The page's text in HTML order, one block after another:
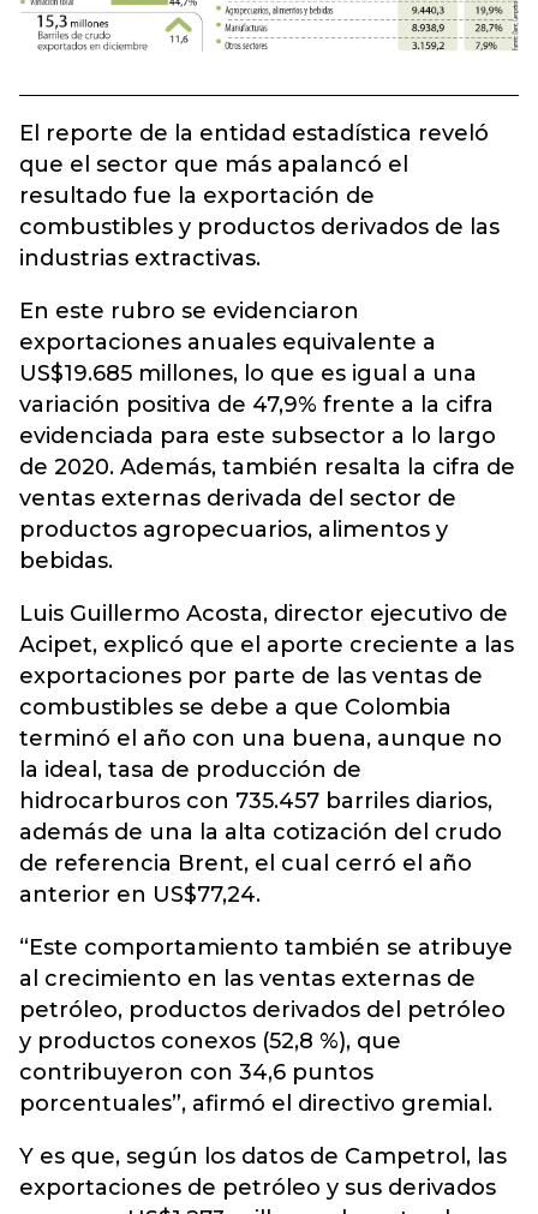
El reporte de la entidad estadística reveló
que el sector que más apalancó el
resultado fue la exportación de
combustibles y productos derivados de las
industrias extractivas.
En este rubro se evidenciaron
exportaciones anuales equivalente a
US$19.685 millones, lo que es igual a una
variación positiva de 47,9% frente a la cifra
evidenciada para este subsector a lo largo
de 2020. Además, también resalta la cifra de
ventas externas derivada del sector de
productos agropecuarios, alimentos y
bebidas.
Luis Guillermo Acosta, director ejecutivo de
Acipet, explicó que el aporte creciente a las
exportaciones por parte de las ventas de
combustibles se debe a que Colombia
terminó el año con una buena, aunque no
la ideal, tasa de producción de
hidrocarburos con 735.457 barriles diarios,
además de una la alta cotización del crudo
de referencia Brent, el cual cerró el año
anterior en US$77,24.
“Este comportamiento también se atribuye
al crecimiento en las ventas externas de
petróleo, productos derivados del petróleo
y productos conexos (52,8 %), que
contribuyeron con 34,6 puntos
porcentuales”, afirmó el directivo gremial.
Y es que, según los datos de Campetrol, las
exportaciones de petróleo y sus derivados